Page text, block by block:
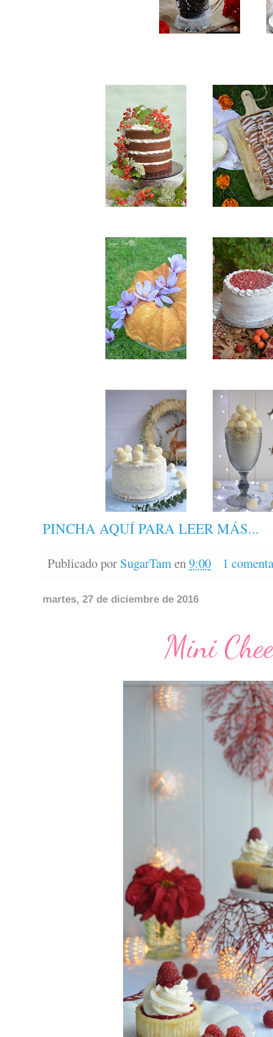
PINCHA AQUÍ PARA LEER MÁS...
Publicado por SugarTamen9:00 1
martes, 27 de diciembre de 2016
Mini